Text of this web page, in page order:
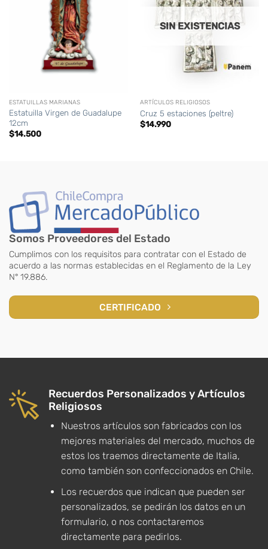
ESTATUILLAS MARIANAS
Estatuilla Virgen de Guadalupe
12cm
$14.500
SIN EXISTENCIAS
ARTÍCULOS RELIGIOSOS
Cruz 5 estaciones (peltre)
$14.990
Somos Proveedores del Estado
Cumplimos con los requisitos para contratar con el Estado de
acuerdo a las normas establecidas en el Reglamento de la Ley
N° 19.886.
CERTIFICADO
Recuerdos Personalizados y Artículos
Religiosos
Nuestros artículos son fabricados con los
mejores materiales del mercado, muchos de
estos los traemos directamente de Italia,
como también son confeccionados en Chile.
Los recuerdos que indican que pueden ser
personalizados, se pedirán los datos en un
formulario, o nos contactaremos
directamente para pedirlos.